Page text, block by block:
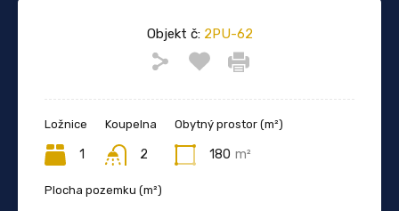
Objekt č:2PU-62
Ložnice
1
Koupelna
2
Obytný prostor (m²)
180 m²
Plocha pozemku (m²)